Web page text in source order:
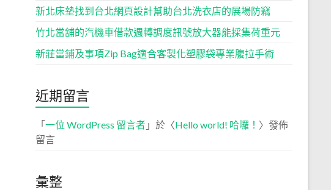
新北床墊找到台北網頁設計幫助台北洗衣店的展場防竊
竹北當舖的汽機車借款週轉調度訊號放大器能採集荷重元
新莊當鋪及事項Zip Bag適合客製化塑膠袋專業腹拉手術
近期留言
「一位 WordPress 留言者 」於〈Hello world! 哈囉！ 〉發佈
留言
彙整